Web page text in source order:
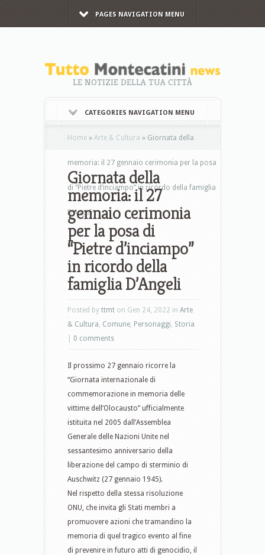
PAGES NAVIGATION MENU
LE NOTIZIE DELLA TUA CITTÀ
CATEGORIES NAVIGATION MENU
Home » Arte & Cultura » Giornata della
memoria: il 27 gennaio cerimonia per la posa
di “Pietre d’inciampo” in ricordo della famiglia
D’Angeli
Giornata della
memoria: il 27
gennaio cerimonia
per la posa di
“Pietre d’inciampo”
in ricordo della
famiglia D’Angeli
Posted by ttmt on Gen 24, 2022 in Arte
& Cultura, Comune, Personaggi, Storia
0 comments
Il prossimo 27 gennaio ricorre la
“Giornata internazionale di
commemorazione in memoria delle
vittime dell’Olocausto” ufficialmente
istituita nel 2005 dall’Assemblea
Generale delle Nazioni Unite nel
sessantesimo anniversario della
liberazione del campo di sterminio di
Auschwitz (27 gennaio 1945).
Nel rispetto della stessa risoluzione
ONU, che invita gli Stati membri a
promuovere azioni che tramandino la
memoria di quel tragico evento al fine
di prevenire in futuro atti di genocidio, il